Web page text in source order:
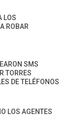
LOS
ROBAR
SMS
TORRES
DE TELÉFONOS
LOS AGENTES